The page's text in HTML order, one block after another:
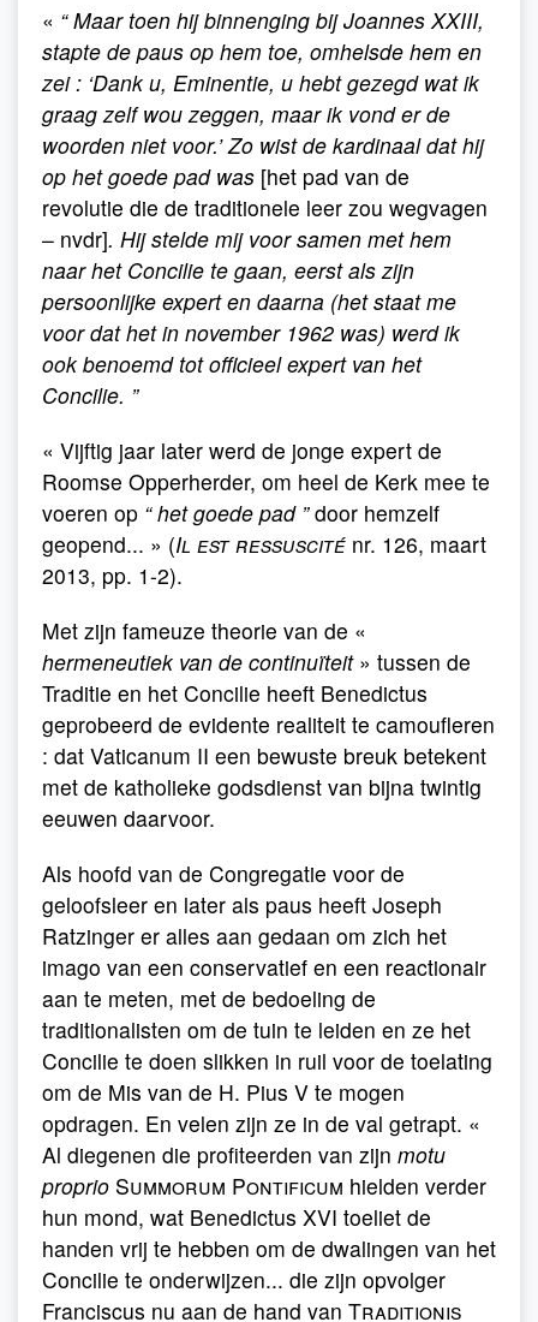
« “ Maar toen hij binnenging bij Joannes XXIII,
stapte de paus op hem toe, omhelsde hem en
zei : ‘Dank u, Eminentie, u hebt gezegd wat ik
graag zelf wou zeggen, maar ik vond er de
woorden niet voor.’ Zo wist de kardinaal dat hij
op het goede pad was [het pad van de
revolutie die de traditionele leer zou wegvagen
– nvdr]. Hij stelde mij voor samen met hem
naar het Concilie te gaan, eerst als zijn
persoonlijke expert en daarna (het staat me
voor dat het in november 1962 was) werd ik
ook benoemd tot officieel expert van het
Concilie. ”
« Vijftig jaar later werd de jonge expert de
Roomse Opperherder, om heel de Kerk mee te
voeren op “ het goede pad ”door hemzelf
geopend... » (Il est ressuscité nr. 126, maart
2013, pp. 1-2).
Met zijn fameuze theorie van de «
hermeneutiek van de continuïteit» tussen de
Traditie en het Concilie heeft Benedictus
geprobeerd de evidente realiteit te camoufleren
: dat Vaticanum II een bewuste breuk betekent
met de katholieke godsdienst van bijna twintig
eeuwen daarvoor.
Als hoofd van de Congregatie voor de
geloofsleer en later als paus heeft Joseph
Ratzinger er alles aan gedaan om zich het
imago van een conservatief en een reactionair
aan te meten, met de bedoeling de
traditionalisten om de tuin te leiden en ze het
Concilie te doen slikken in ruil voor de toelating
om de Mis van de H. Pius V te mogen
opdragen. En velen zijn ze in de val getrapt. «
Al diegenen die profiteerden van zijn motu
proprio Summorum Pontificum hielden verder
hun mond, wat Benedictus XVI toeliet de
handen vrij te hebben om de dwalingen van het
Concilie te onderwijzen... die zijn opvolger
Franciscus nu aan de hand van Traditionis